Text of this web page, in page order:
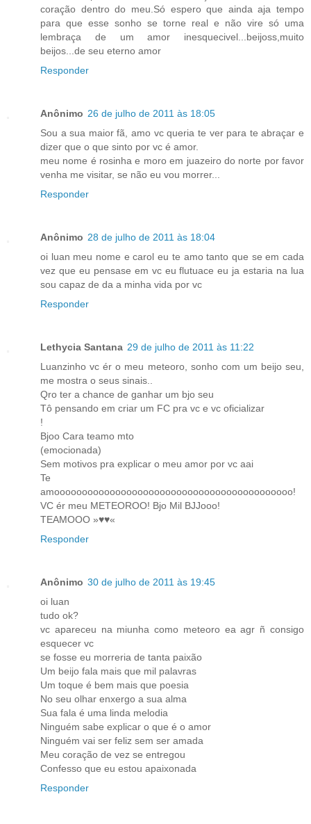
coração dentro do meu.Só espero que ainda aja tempo
para que esse sonho se torne real e não vire só uma
lembraça de um amor inesquecivel...beijoss,muito
beijos...de seu eterno amor
Responder
Anônimo 26 de julho de 2011 às 18:05
Sou a sua maior fã, amo vc queria te ver para te abraçar e
dizer que o que sinto por vc é amor.
meu nome é rosinha e moro em juazeiro do norte por favor
venha me visitar, se não eu vou morrer...
Responder
Anônimo 28 de julho de 2011 às 18:04
oi luan meu nome e carol eu te amo tanto que se em cada
vez que eu pensase em vc eu flutuace eu ja estaria na lua
sou capaz de da a minha vida por vc
Responder
Lethycia Santana 29 de julho de 2011 às 11:22
Luanzinho vc ér o meu meteoro, sonho com um beijo seu,
me mostra o seus sinais..
Qro ter a chance de ganhar um bjo seu
Tô pensando em criar um FC pra vc e vc oficializar
!
Bjoo Cara teamo mto
(emocionada)
Sem motivos pra explicar o meu amor por vc aai
Te
amooooooooooooooooooooooooooooooooooooooooooo!
VC ér meu METEOROO! Bjo Mil BJJooo!
TEAMOOO »♥♥«
Responder
Anônimo 30 de julho de 2011 às 19:45
oi luan
tudo ok?
vc apareceu na miunha como meteoro ea agr ñ consigo
esquecer vc
se fosse eu morreria de tanta paixão
Um beijo fala mais que mil palavras
Um toque é bem mais que poesia
No seu olhar enxergo a sua alma
Sua fala é uma linda melodia
Ninguém sabe explicar o que é o amor
Ninguém vai ser feliz sem ser amada
Meu coração de vez se entregou
Confesso que eu estou apaixonada
Responder